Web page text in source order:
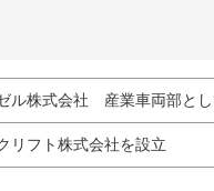
ル株式会社 産業車両部とし
リフト株式会社を設立